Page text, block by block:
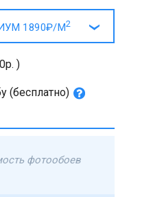
1890₽/М2
)
(бесплатно)
фотообоев